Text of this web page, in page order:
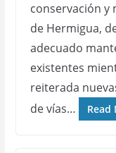
conservación y
de Hermigua,
adecuado
existentes
reiterada
de vías…
Read